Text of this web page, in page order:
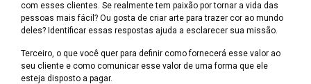
com esses clientes. Se realmente tem paixão por tornar a vida das
pessoas mais fácil? Ou gosta de criar arte para trazer cor ao mundo
deles? Identificar essas respostas ajuda a esclarecer sua missão.
Terceiro, o que você quer para definir como fornecerá esse valor ao
seu cliente e como comunicar esse valor de uma forma que ele
esteja disposto a pagar.